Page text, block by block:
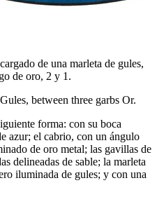
de una marleta de gules,
de oro, 2 y 1.
between three garbs Or.
forma: con su boca
azur; el cabrio, con un ángulo
de oro metal; las gavillas de
delineadas de sable; la marleta
iluminada de gules; y con una